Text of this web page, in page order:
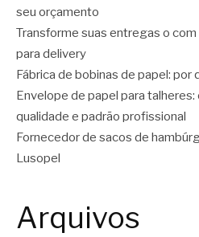
seu orçamento
Transforme suas entregas o
para delivery
Fábrica de bobinas de papel: por
Envelope de papel para
qualidade e padrão profissional
Fornecedor de sacos de
Lusopel
Arquivos